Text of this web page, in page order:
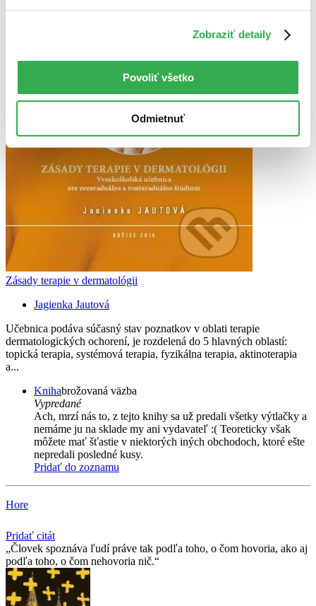
Zobraziť detaily
Povoliť všetko
Odmietnuť
Zásady terapie v dermatológii
Jagienka Jautová
Učebnica podáva súčasný stav poznatkov v oblati terapie
dermatologických ochorení, je rozdelená do 5 hlavných oblastí:
topická terapia, systémová terapia, fyzikálna terapia, aktinoterapia
a...
Knihabrožovaná väzba
Vypredané
Ach, mrzí nás to, z tejto knihy sa už predali všetky výtlačky a
nemáme ju na sklade my ani vydavateľ :( Teoreticky však
môžete mať šťastie v niektorých iných obchodoch, ktoré ešte
nepredali posledné kusy.
Pridať do zoznamu
Hore
Pridať citát
Človek spoznáva ľudí práve tak podľa toho, o čom hovoria, ako aj
podľa toho, o čom nehovoria nič.